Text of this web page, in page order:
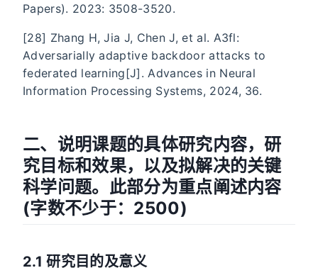
Papers). 2023: 3508-3520.
[28] Zhang H, Jia J, Chen J, et al. A3fl:
Adversarially adaptive backdoor attacks to
federated learning[J]. Advances in Neural
Information Processing Systems, 2024, 36.
二、说明课题的具体研究内容，研
究目标和效果，以及拟解决的关键
科学问题。此部分为重点阐述内容
(字数不少于：2500)
2.1 研究目的及意义